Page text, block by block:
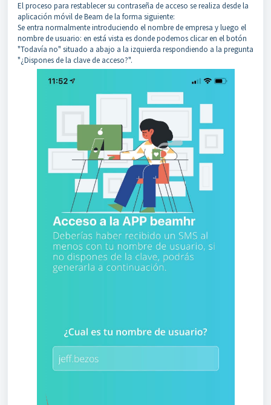
El proceso para restablecer su contraseña de acceso se realiza desde la
aplicación móvil de Beam de la forma siguiente:
Se entra normalmente introduciendo el nombre de empresa y luego el
nombre de usuario: en está vista es donde podemos clicar en el botón
"Todavía no" situado a abajo a la izquierda respondiendo a la pregunta
"¿Dispones de la clave de acceso?".